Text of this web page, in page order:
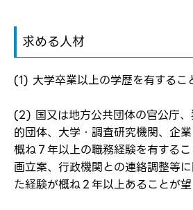
求める人材
(1) 大学卒業以上の学歴を有するこ
(2) 国又は地方公共団体の官公庁
的団体、大学・調査研究機関、企業
概ね７年以上の職務経験を有する
画立案、行政機関との連絡調整等
た経験が概ね２年以上あることが望